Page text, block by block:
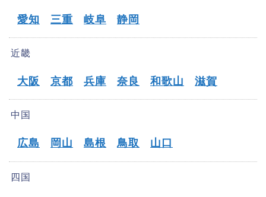
愛知 三重 岐阜 静岡
近畿
大阪 京都 兵庫 奈良 和歌山 滋賀
中国
広島 岡山 島根 鳥取 山口
四国